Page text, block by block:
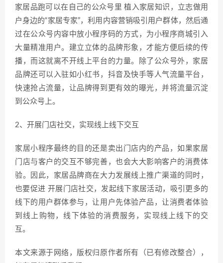
家居品跑可以在自己的公众号里 植入家居知识，立志做用
户身边的“家居专家”，利用内容营销吸引用户群体，然后通
过在公众号内容中放小程序码的方式，为小程序商城引入
大量精准用户。建立立体的品牌形象，才能方便后续的传
播，而这就离不开线上平台的力量。除了公众号外，家居
品牌还可以入驻如小红书，抖音及快手等人气流量平台，
快速抢占流量，让品牌得到更有效的曝光，并将流量沉淀
到公众号上。
2、开展门店社交，实现线上线下交互
家居小程序最终的目的还是卖出门店内的产品，如果家居
门店与客户的交互不够完善，也会大大影响客户的消费体
验。因此，家居品牌商在大力发展线上推广渠道的同时，
也要促进 开展门店社交，发起线下家居活动，吸引更多的
线下的用户群体参与，让用户先体验产品，让消费者体验
到线上购物，线下体验的消费服务，实现线上线下的交
互。
本文来源于网络，版权归原作者所有（已有修改整合），